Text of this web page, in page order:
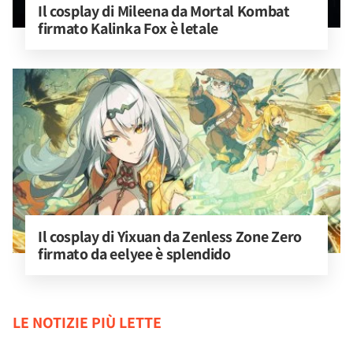
Il cosplay di Mileena da Mortal Kombat
firmato Kalinka Fox è letale
Il cosplay di Yixuan da Zenless Zone Zero
firmato da eelyee è splendido
LE NOTIZIE PIÙ LETTE